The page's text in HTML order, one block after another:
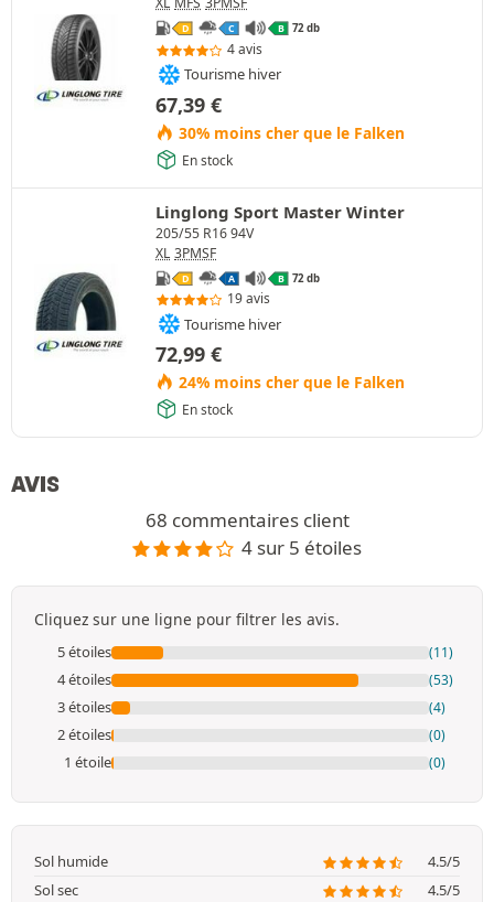
D C B 72 db
4 avis
Tourisme hiver
67,39 €
30% moins cher que le Falken
En stock
Linglong Sport Master Winter
205/55 R16 94V
XL 3PMSF
D A B 72 db
19 avis
Tourisme hiver
72,99 €
24% moins cher que le Falken
En stock
AVIS
68 commentaires client
4 sur 5 étoiles
Cliquez sur une ligne pour filtrer les avis.
5 étoiles (11)
4 étoiles (53)
3 étoiles (4)
2 étoiles (0)
1 étoile (0)
Sol humide
4.5/5
Sol sec
4.5/5